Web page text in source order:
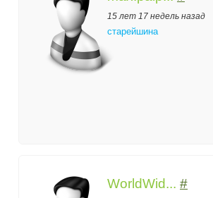
15 лет 17 недель назад
старейшина
WorldWid... #